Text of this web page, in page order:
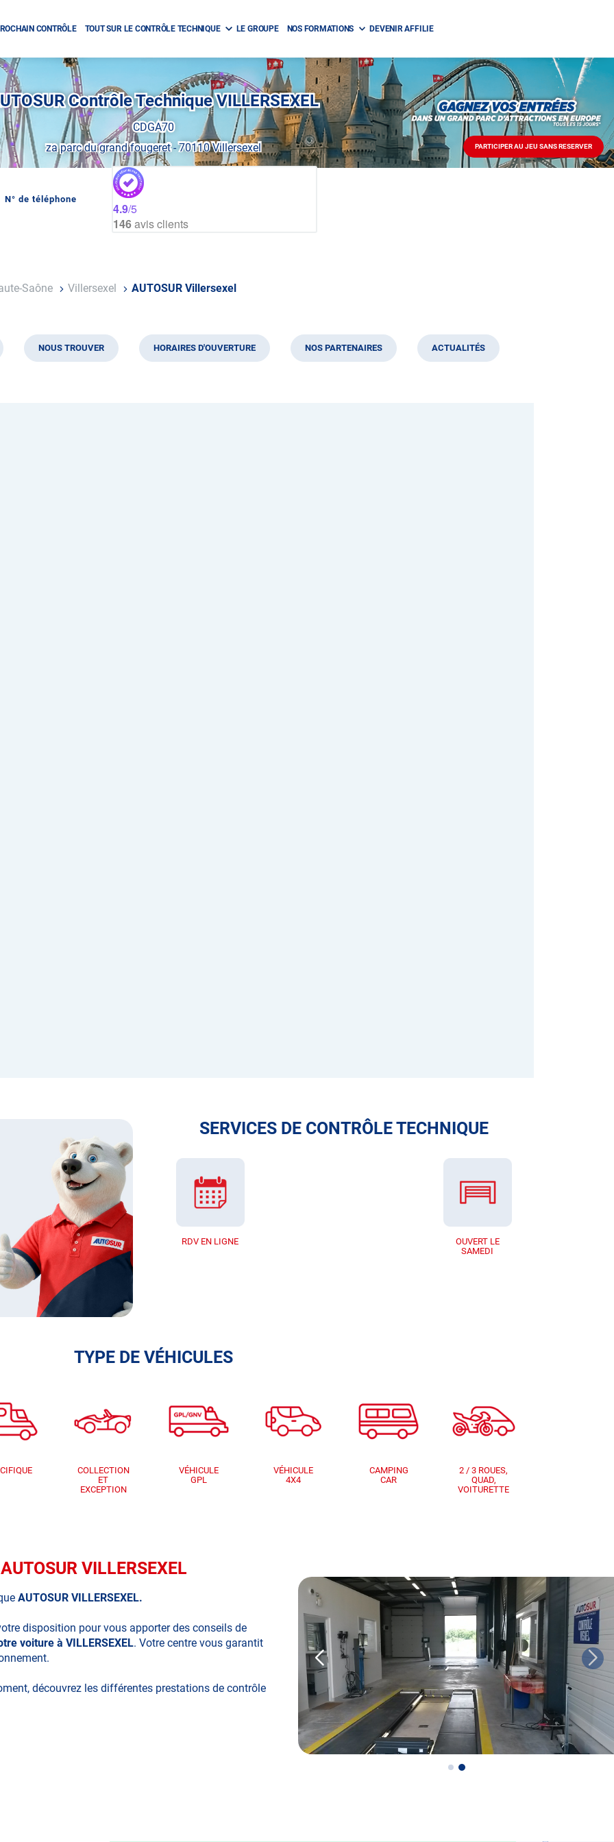
CONTRÔLE TOUT SUR LE CONTRÔLE TECHNIQUE LE GROUPE NOS FORMATIONS DEVENIR AFFILIE
PARTICIPER AU JEU SANS RESERVER
PARTICIPER
AU
JEU
Contrôle Technique VILLERSEXEL
CDGA70
za parc du grand fougeret-70110 Villersexel
N° de téléphone
AFFICHER
VILLERSEXEL
4.9/5
146avis clients
Saône Villersexel AUTOSUR Villersexel
NOUS TROUVER HORAIRES D'OUVERTURE NOS PARTENAIRES ACTUALITÉS
SERVICES DE CONTRÔLE TECHNIQUE
RDV EN LIGNE
OUVERT LE
SAMEDI
TYPE DE VÉHICULES
COLLECTION
ET
EXCEPTION
VÉHICULE
GPL
VÉHICULE
4X4
CAMPING
CAR
2 / 3 ROUES,
QUAD,
VOITURETTE
VILLERSEXEL
AUTOSUR VILLERSEXEL.
disposition pour vous apporter des conseils de
voiture à VILLERSEXEL. Votre centre vous garantit
découvrez les différentes prestations de contrôle